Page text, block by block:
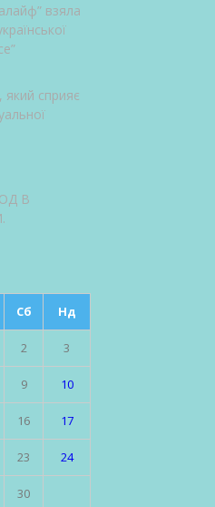
взяла
який сприяє
В
Сб Нд
2 3
9 10
16 17
23 24
30